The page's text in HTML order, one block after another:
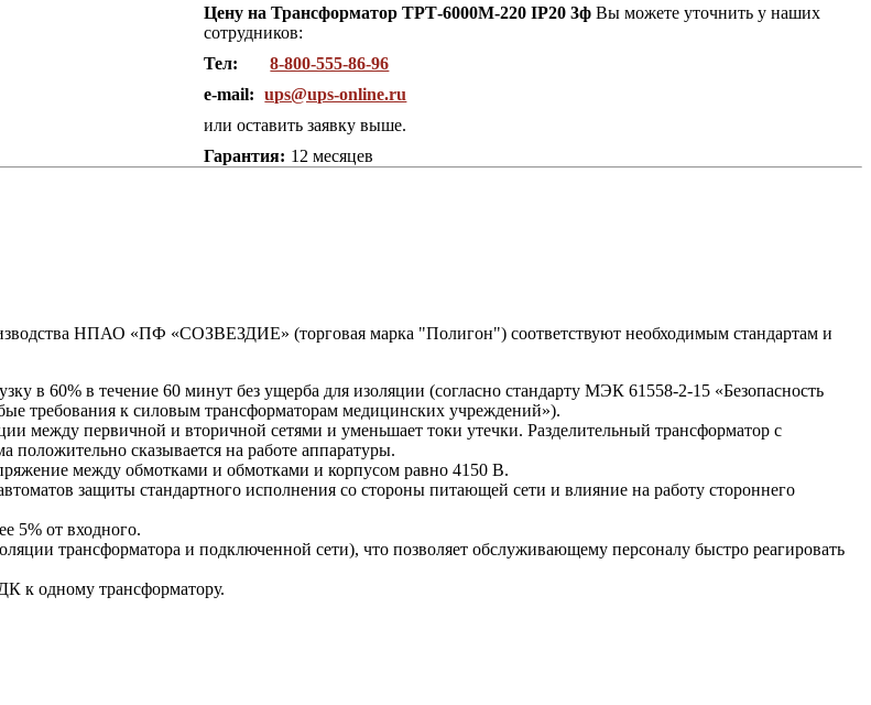
Цену на Трансформатор ТРТ-6000М-220 IP20 3фВы можете уточнить у наших
сотрудников:
Тел:
8-800-555-86-96
e-mail:
ups@ups-online.ru
или оставить заявку выше.
Гарантия: 12 месяцев
НПАО «ПФ «СОЗВЕЗДИЕ» (торговая марка "Полигон") соответствуют необходимым стандартам и
в 60% в течение 60 минут без ущерба для изоляции (согласно стандарту МЭК 61558-2-15 «Безопасность
требования к силовым трансформаторам медицинских учреждений»).
между первичной и вторичной сетями и уменьшает токи утечки. Разделительный трансформатор с
сказывается на работе аппаратуры.
между обмотками и обмотками и корпусом равно 4150 В.
защиты стандартного исполнения со стороны питающей сети и влияние на работу стороннего
5% от входного.
трансформатора и подключенной сети), что позволяет обслуживающему персоналу быстро реагировать
к одному трансформатору.